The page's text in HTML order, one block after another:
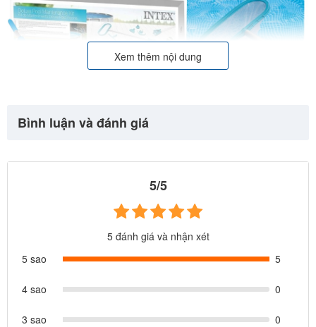
Xem thêm nội dung
Bình luận và đánh giá
5/5
5 đánh giá và nhận xét
5 sao
5
4 sao 0
3 sao 0